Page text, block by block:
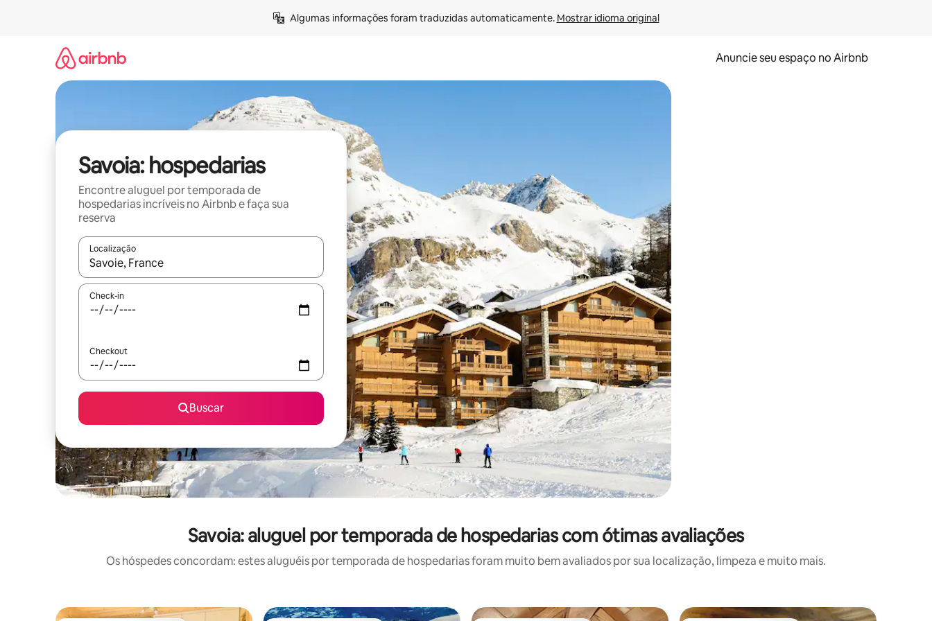
Algumas informações foram traduzidas automaticamente. Mostrar idioma original
Anuncie seu espaço no Airbnb
Savoia: hospedarias
Encontre aluguel por temporada de
hospedarias incríveis no Airbnb e faça sua
reserva
Localização
Quando os resultados estiverem disponíveis, explore-os usando as seta para cima e para baixo do teclado ou tocando e deslizando o dedo na tela.
Check-in
Checkout
Buscar
Savoia: aluguel por temporada de hospedarias com ótimas avaliações
Os hóspedes concordam: estes aluguéis por temporada de hospedarias foram muito bem avaliados por sua localização, limpeza e muito mais.